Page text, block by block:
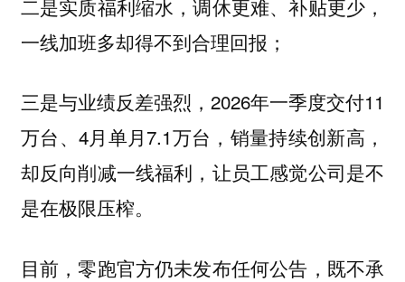
二是实质福利缩水，调休更难、补贴更少，
一线加班多却得不到合理回报；
三是与业绩反差强烈，2026年一季度交付11
万台、4月单月7.1万台，销量持续创新高，
却反向削减一线福利，让员工感觉公司是不
是在极限压榨。
目前，零跑官方仍未发布任何公告，既不承